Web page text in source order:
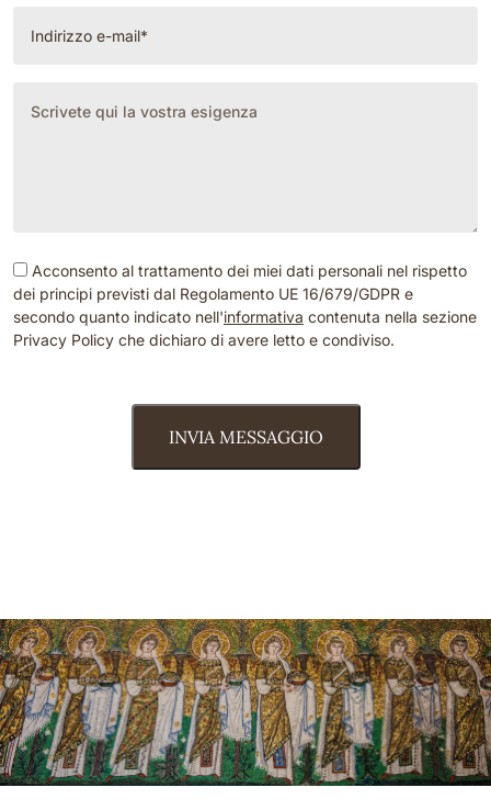
Acconsento al trattamento dei miei dati personali nel rispetto
dei principi previsti dal Regolamento UE 16/679/GDPR e
secondo quanto indicato nell'informativa contenuta nella sezione
Privacy Policy che dichiaro di avere letto e condiviso.